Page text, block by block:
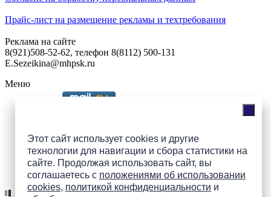
Этот сайт использует cookies и другие
технологии для навигации и сбора статистики на
сайте. Продолжая использовать сайт, вы
соглашаетесь с положениями об использовании
cookies, политикой конфиденциальности и
Прайс-лист на размещение рекламы и техтребования
Реклама на сайте
8(921)508-52-62, телефон 8(8112) 500-131
E.Sezeikina@mhpsk.ru
Меню
Подпишись на группы
ПАИ в соцсетях!